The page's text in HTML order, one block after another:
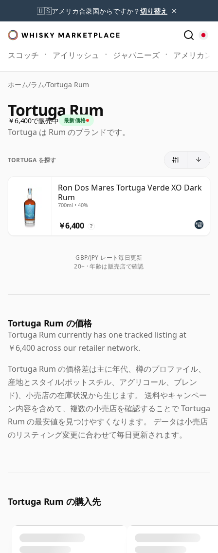
🇺🇸アメリカ合衆国からですか？切り替え ×
スコッチ アイリッシュ ジャパニーズ アメリカン
ホーム/ラム/Tortuga Rum
Tortuga Rum
￥6,400で販売中 最新価格
Tortuga は Rum のブランドです。
TORTUGA を探す
Ron Dos Mares Tortuga Verde XO Dark
Rum
700ml • 40%
￥6,400 ?
GBP/JPY レート毎日更新
20+ · 年齢は販売店で確認
Tortuga Rum の価格
Tortuga Rum currently has one tracked listing at
￥6,400 across our retailer network.
Tortuga Rum の価格差は主に年代、樽のプロファイル、
産地とスタイル(ポットスチル、アグリコール、ブレン
ド)、小売店の在庫状況から生じます。 送料やキャンペー
ン内容を含めて、複数の小売店を確認することで Tortuga
Rum の最安値を見つけやすくなります。 データは小売店
のリスティング変更に合わせて毎日更新されます。
Tortuga Rum の購入先